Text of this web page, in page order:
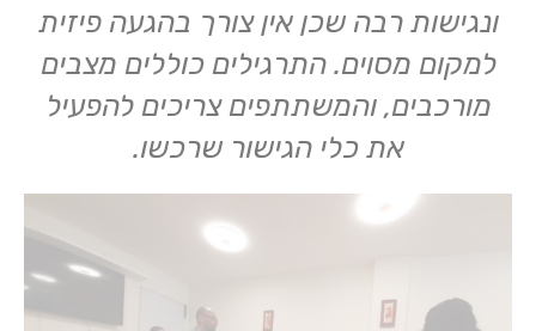
ונגישות רבה שכן אין צורך בהגעה פיזית
למקום מסוים. התרגילים כוללים מצבים
מורכבים, והמשתתפים צריכים להפעיל
את כלי הגישור שרכשו.